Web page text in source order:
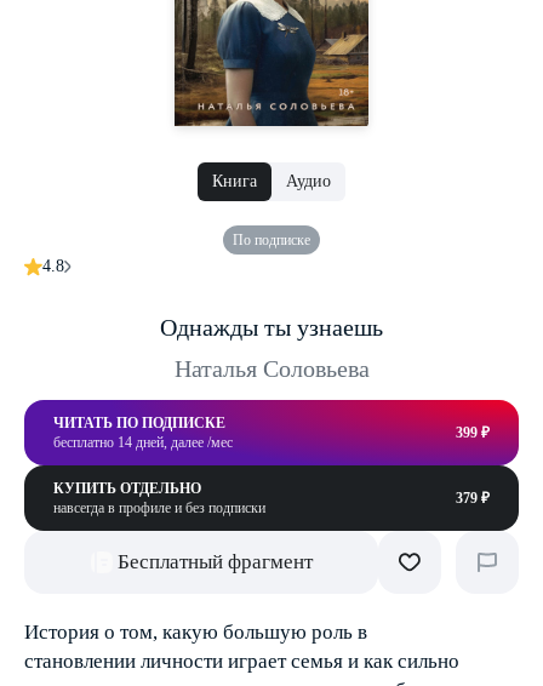
Книга Аудио
По подписке
4.8
Однажды ты узнаешь
Наталья Соловьева
ЧИТАТЬ ПО ПОДПИСКЕ
бесплатно 14 дней, далее /мес
399 ₽
КУПИТЬ ОТДЕЛЬНО
навсегда в профиле и без подписки
379 ₽
Бесплатный фрагмент
История о том, какую большую роль в
становлении личности играет семья и как сильно